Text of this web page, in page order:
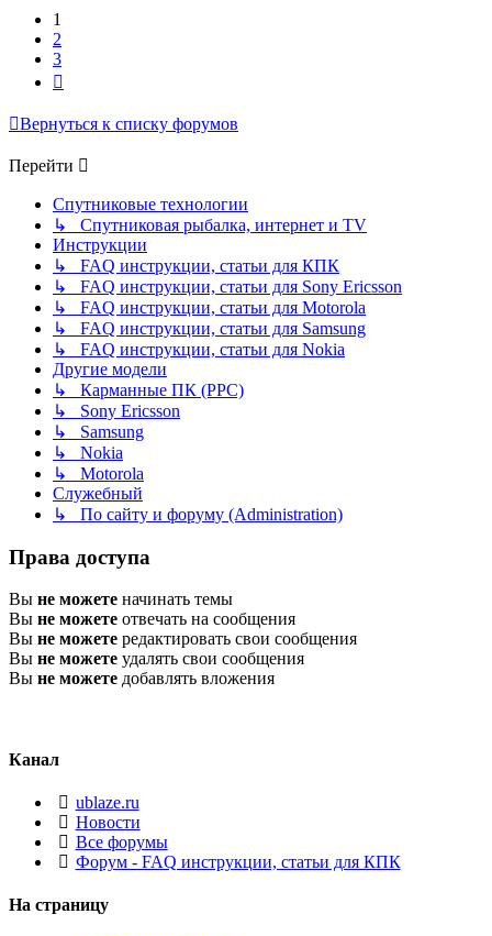
1
2
3
Вернуться к списку форумов
Перейти
Спутниковые технологии
↳ Спутниковая рыбалка, интернет и TV
Инструкции
↳ FAQ инструкции, статьи для КПК
↳ FAQ инструкции, статьи для Sony Ericsson
↳ FAQ инструкции, статьи для Motorola
↳ FAQ инструкции, статьи для Samsung
↳ FAQ инструкции, статьи для Nokia
Другие модели
↳ Карманные ПК (PPC)
↳ Sony Ericsson
↳ Samsung
↳ Nokia
↳ Motorola
Служебный
↳ По сайту и форуму (Administration)
Права доступа
Вы не можете начинать темы
Вы не можете отвечать на сообщения
Вы не можете редактировать свои сообщения
Вы не можете удалять свои сообщения
Вы не можете добавлять вложения
Канал
ublaze.ru
Новости
Все форумы
Форум - FAQ инструкции, статьи для КПК
На страницу